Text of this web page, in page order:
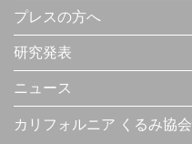
プレスの方へ
研究発表
ニュース
カリフォルニア くるみ協会